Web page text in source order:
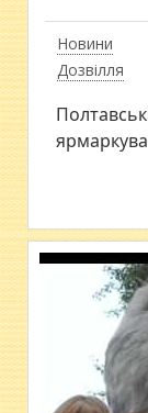
Новини
Дозвілля